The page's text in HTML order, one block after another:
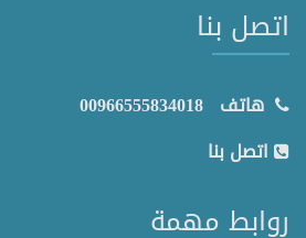
اتصل بنا
هاتف 00966555834018
اتصل بنا
روابط مهمة